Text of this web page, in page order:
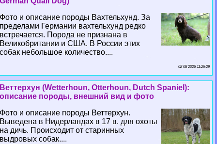
Фото и описание породы Вахтельхунд. За
пределами Германии вахтельхунд редко
встречается. Порода не признана в
Великобритании и США. В России этих
собак небольшое количество....
02 08 2026 11:26:29
Веттерхун (Wetterhoun, Otterhoun, Dutch Spaniel):
описание породы, внешний вид и фото
Фото и описание породы Веттерхун.
Выведена в Нидерландах в 17 в. для охоты
на дичь. Происходит от старинных
выдровых собак....